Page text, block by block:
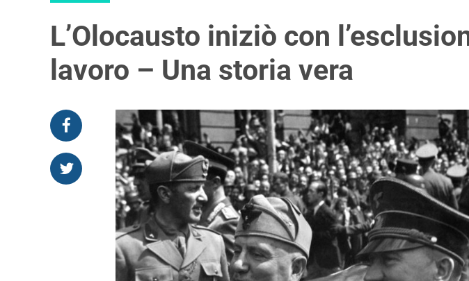
L’Olocausto iniziò con
lavoro – Una storia vera